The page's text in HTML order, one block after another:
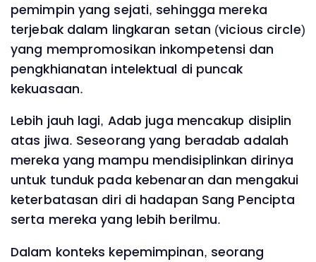
pemimpin yang sejati, sehingga mereka
terjebak dalam lingkaran setan (vicious circle)
yang mempromosikan inkompetensi dan
pengkhianatan intelektual di puncak
kekuasaan.
Lebih jauh lagi, Adab juga mencakup disiplin
atas jiwa. Seseorang yang beradab adalah
mereka yang mampu mendisiplinkan dirinya
untuk tunduk pada kebenaran dan mengakui
keterbatasan diri di hadapan Sang Pencipta
serta mereka yang lebih berilmu.
Dalam konteks kepemimpinan, seorang